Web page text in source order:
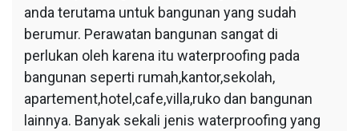
anda terutama untuk bangunan yang sudah
berumur. Perawatan bangunan sangat di
perlukan oleh karena itu waterproofing pada
bangunan seperti rumah,kantor,sekolah,
apartement,hotel,cafe,villa,ruko dan bangunan
lainnya. Banyak sekali jenis waterproofing yang